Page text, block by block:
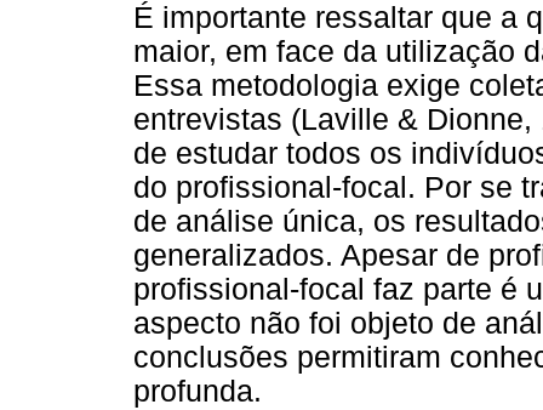
É importante ressaltar que a
maior, em face da utilização
Essa metodologia exige
entrevistas (Laville &
de estudar todos os
do profissional-focal. Por se
de análise única, os
generalizados. Apesar de
profissional-focal faz parte é
aspecto não foi objeto de
conclusões permitiram
profunda.